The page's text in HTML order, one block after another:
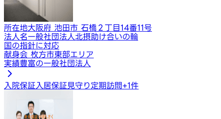
所在地大阪府 池田市 石橋２丁目14番11号
法人名一般社団法人北摂助け合いの輪
国の指針に対応
献身会 枚方市東部エリア
実績豊富の一般社団法人
入院保証 入居保証見守り定期訪問+1件